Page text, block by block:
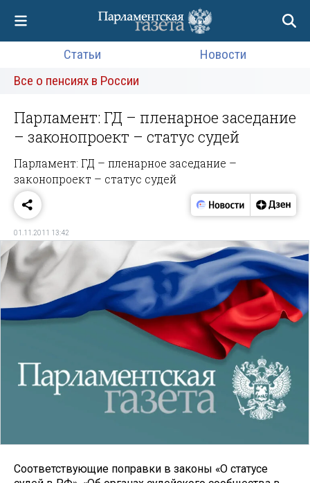
Статьи
Новости
Все о пенсиях в России
Парламент: ГД – пленарное заседание
– законопроект – статус судей
Парламент: ГД – пленарное заседание –
законопроект – статус судей
01.11.2011 13:42
Соответствующие поправки в законы «О статусе